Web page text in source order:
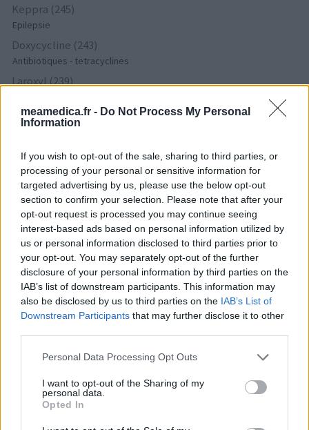
meamedica.fr - Do Not Process My Personal
Information
If you wish to opt-out of the sale, sharing to third parties, or
processing of your personal or sensitive information for
targeted advertising by us, please use the below opt-out
section to confirm your selection. Please note that after your
opt-out request is processed you may continue seeing
interest-based ads based on personal information utilized by
us or personal information disclosed to third parties prior to
your opt-out. You may separately opt-out of the further
disclosure of your personal information by third parties on the
IAB’s list of downstream participants. This information may
also be disclosed by us to third parties on the IAB’s List of
Downstream Participants that may further disclose it to other
Personal Data Processing Opt Outs
I want to opt-out of the Sharing of my
personal data.
Opted In
Keppra (245)
Epilepsie
Doxycycline (243)
Antibiotiques - tetracyclines
Laroxyl (239)
Risperdal (230)
Les évaluations de cette page sont écrites par les utilisateurs
eux-mêmes ; ces avis sont d’abord lus, et éventuellement
adaptés afin de répondre à nos standards en ce qui concerne
l’évaluation d’un médicament, avant d’être approuvés. Pour
partager des évaluations, il n’est pas nécessaire de posséder
des connaissances médicales. De cette façon, les évaluations
reflètent seulement une image fidèle des expériences propres
aux utilisateurs et pas celle du propriétaire de ce site web.
N’oubliez-pas que les expériences peuvent varier selon les
individus et que pour tout avis médical, il faut toujours prendre